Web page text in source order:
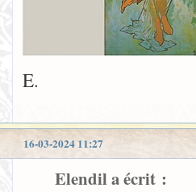
E.
16-03-2024 11:27
Elendil a écrit :